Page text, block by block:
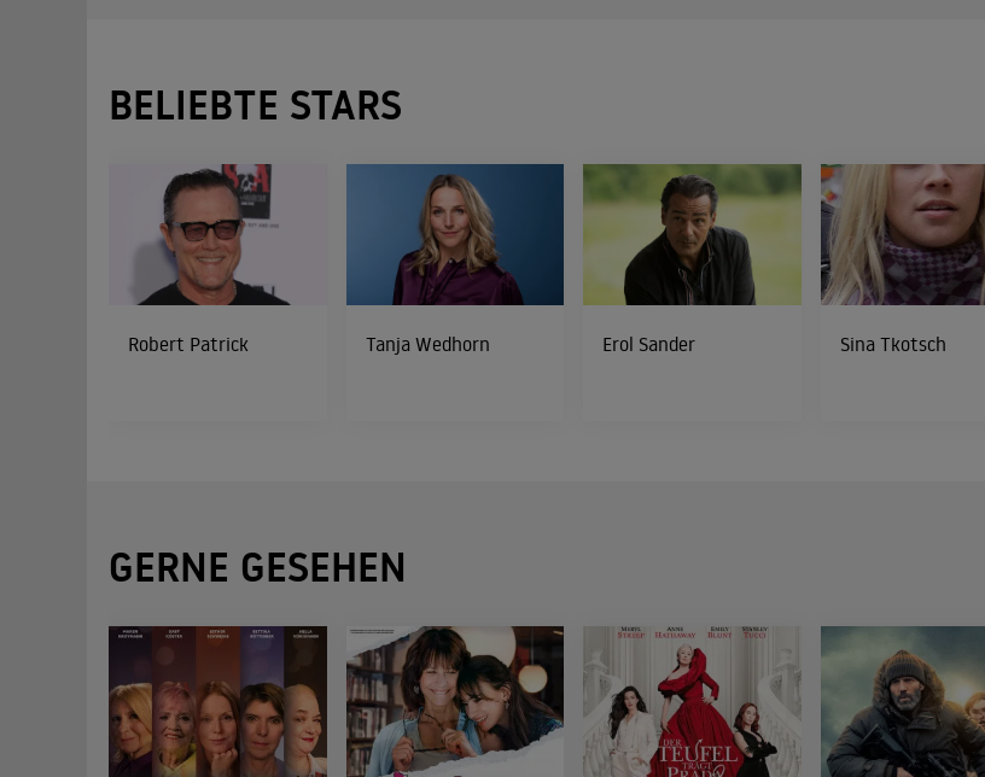
BELIEBTE STARS
Robert Patrick Tanja Wedhorn Erol Sander Sina Tkotsch
GERNE GESEHEN